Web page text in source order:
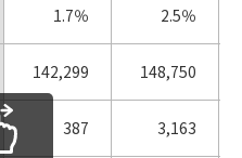
1.7％ 2.5％
142,299 148,750
387 3,163